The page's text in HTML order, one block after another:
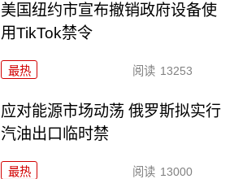
美国纽约市宣布撤销政府设备使
用TikTok禁令
最热 阅读 13253
应对能源市场动荡 俄罗斯拟实行
汽油出口临时禁
最热 阅读 13000